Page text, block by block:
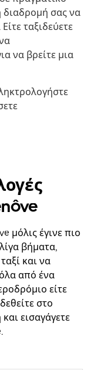
σας να
ταξιδεύετε
να βρείτε μια
μόλις έγινε πιο
βήματα,
και να
από ένα
είτε
στο
εισαγάγετε